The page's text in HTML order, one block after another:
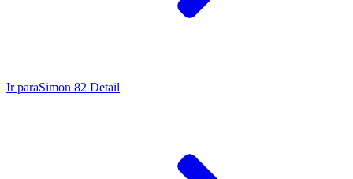
Ir paraSimon 82 Detail